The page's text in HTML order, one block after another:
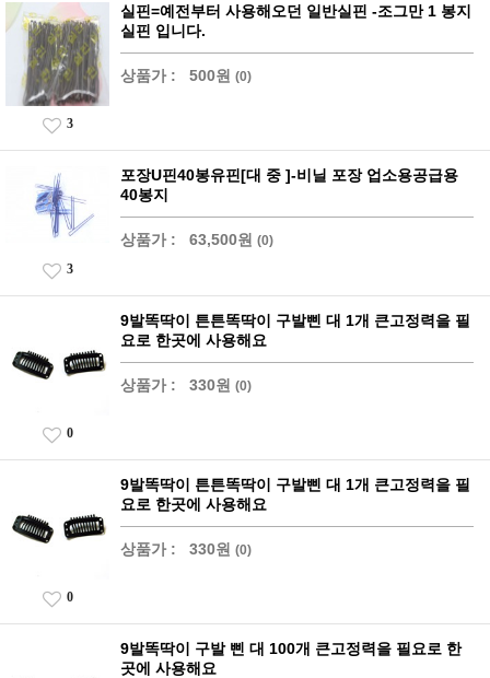
실핀=예전부터 사용해오던 일반실핀 -조그만 1 봉지
실핀 입니다.
상품가 : 500원 (0)
3
포장U핀40봉유핀[대 중 ]-비닐 포장 업소용공급용
40봉지
상품가 : 63,500원 (0)
3
9발똑딱이 튼튼똑딱이 구발삔 대 1개 큰고정력을 필
요로 한곳에 사용해요
상품가 : 330원 (0)
0
9발똑딱이 튼튼똑딱이 구발삔 대 1개 큰고정력을 필
요로 한곳에 사용해요
상품가 : 330원 (0)
0
9발똑딱이 구발 삔 대 100개 큰고정력을 필요로 한
곳에 사용해요